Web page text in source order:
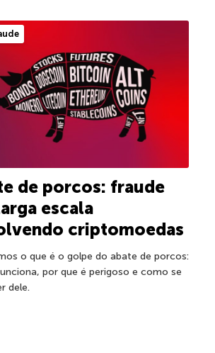
de porcos: fraude
escala
criptomoedas
o que é o golpe do abate de porcos:
por que é perigoso e como se
dele.